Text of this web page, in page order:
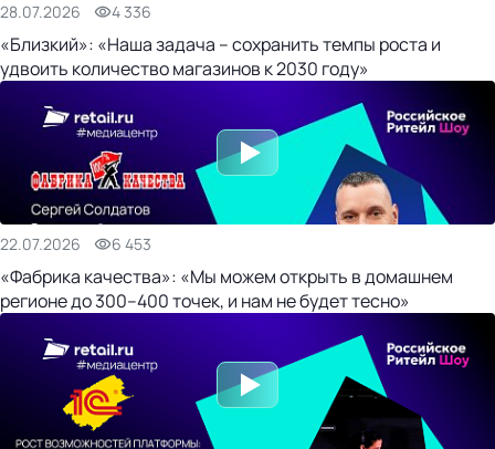
28.07.2026 4 336
«Близкий»: «Наша задача – сохранить темпы роста и
удвоить количество магазинов к 2030 году»
22.07.2026 6 453
«Фабрика качества»: «Мы можем открыть в домашнем
регионе до 300–400 точек, и нам не будет тесно»